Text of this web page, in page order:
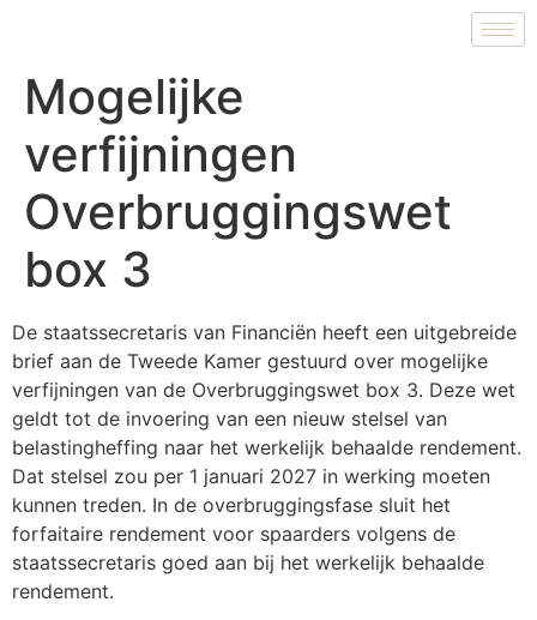
Mogelijke
verfijningen
Overbruggingswet
box 3
De staatssecretaris van Financiën heeft een uitgebreide
brief aan de Tweede Kamer gestuurd over mogelijke
verfijningen van de Overbruggingswet box 3. Deze wet
geldt tot de invoering van een nieuw stelsel van
belastingheffing naar het werkelijk behaalde rendement.
Dat stelsel zou per 1 januari 2027 in werking moeten
kunnen treden. In de overbruggingsfase sluit het
forfaitaire rendement voor spaarders volgens de
staatssecretaris goed aan bij het werkelijk behaalde
rendement.